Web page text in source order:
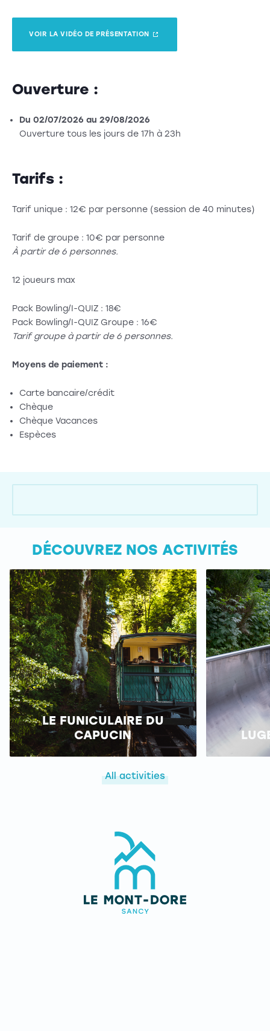
VOIR LA VIDÉO DE PRÉSENTATION
Ouverture :
Du 02/07/2026 au 29/08/2026
Ouverture tous les jours de 17h à 23h
Tarifs :
Tarif unique : 12€ par personne (session de 40 minutes)
Tarif de groupe : 10€ par personne
À partir de 6 personnes.
12 joueurs max
Pack Bowling/I-QUIZ : 18€
Pack Bowling/I-QUIZ Groupe : 16€
Tarif groupe à partir de 6 personnes.
Moyens de paiement :
Carte bancaire/crédit
Chèque
Chèque Vacances
Espèces
DÉCOUVREZ NOS ACTIVITÉS
LE FUNICULAIRE DU
CAPUCIN
All activities